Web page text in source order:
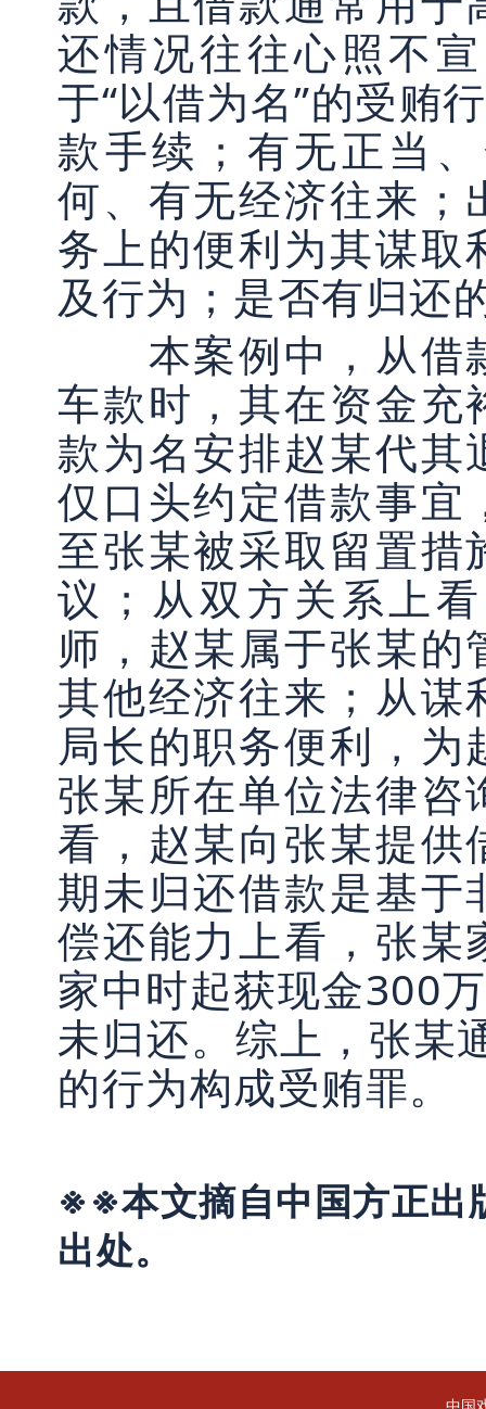
还情况往往心照不
于“以借为名”的受贿
款手续；有无正当
何、有无经济往来；
务上的便利为其谋
及行为；是否有归还
本案例中，从借
车款时，其在资金充
款为名安排赵某代
仅口头约定借款事宜
至张某被采取留置
议；从双方关系上
师，赵某属于张某
其他经济往来；从谋
局长的职务便利，
张某所在单位法律
看，赵某向张某提
期未归还借款是基于
偿还能力上看，张某
家中时起获现金300
未归还。综上，张某
的行为构成受贿罪。
※※本文摘自中国方正出
出处。